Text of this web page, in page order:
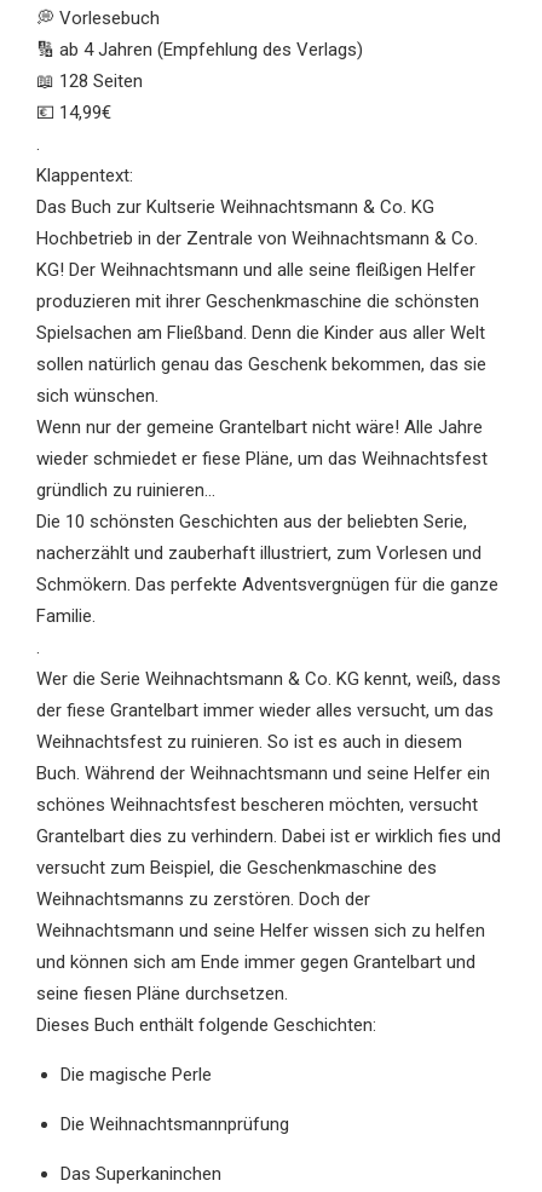
💭 Vorlesebuch
🔢 ab 4 Jahren (Empfehlung des Verlags)
📖 128 Seiten
💶 14,99€
.
Klappentext:
Das Buch zur Kultserie Weihnachtsmann & Co. KG
Hochbetrieb in der Zentrale von Weihnachtsmann & Co.
KG! Der Weihnachtsmann und alle seine fleißigen Helfer
produzieren mit ihrer Geschenkmaschine die schönsten
Spielsachen am Fließband. Denn die Kinder aus aller Welt
sollen natürlich genau das Geschenk bekommen, das sie
sich wünschen.
Wenn nur der gemeine Grantelbart nicht wäre! Alle Jahre
wieder schmiedet er fiese Pläne, um das Weihnachtsfest
gründlich zu ruinieren…
Die 10 schönsten Geschichten aus der beliebten Serie,
nacherzählt und zauberhaft illustriert, zum Vorlesen und
Schmökern. Das perfekte Adventsvergnügen für die ganze
Familie.
.
Wer die Serie Weihnachtsmann & Co. KG kennt, weiß, dass
der fiese Grantelbart immer wieder alles versucht, um das
Weihnachtsfest zu ruinieren. So ist es auch in diesem
Buch. Während der Weihnachtsmann und seine Helfer ein
schönes Weihnachtsfest bescheren möchten, versucht
Grantelbart dies zu verhindern. Dabei ist er wirklich fies und
versucht zum Beispiel, die Geschenkmaschine des
Weihnachtsmanns zu zerstören. Doch der
Weihnachtsmann und seine Helfer wissen sich zu helfen
und können sich am Ende immer gegen Grantelbart und
seine fiesen Pläne durchsetzen.
Dieses Buch enthält folgende Geschichten:
Die magische Perle
Die Weihnachtsmannprüfung
Das Superkaninchen